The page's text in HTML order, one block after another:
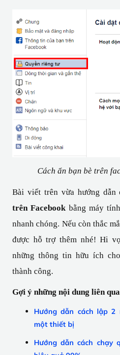
Cách ẩn bạn bè trên
Bài viết trên vừa hướng
trên Facebook bằng máy
nhanh chóng. Nếu còn thắc
được hỗ trợ thêm nhé! Hi
những thông tin hữu ích
thành công.
Gợi ý những nội dung liên
Hướng dẫn cách lập 2
một thiết bị
Hướng dẫn cách chạy